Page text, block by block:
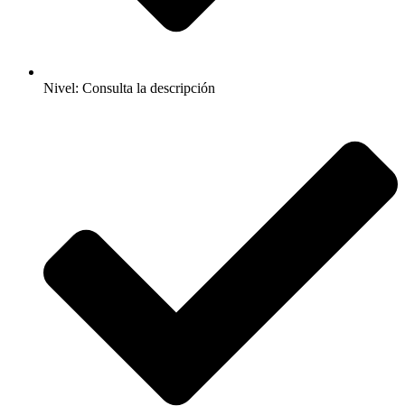
Nivel: Consulta la descripción